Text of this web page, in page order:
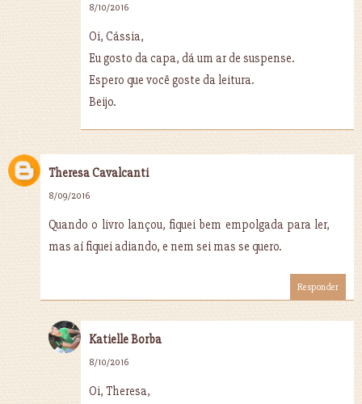
8/10/2016
Oi, Cássia,
Eu gosto da capa, dá um ar de suspense.
Espero que você goste da leitura.
Beijo.
Theresa Cavalcanti
8/09/2016
Quando o livro lançou, fiquei bem empolgada para ler,
mas aí fiquei adiando, e nem sei mas se quero.
Responder
Katielle Borba
8/10/2016
Oi, Theresa,